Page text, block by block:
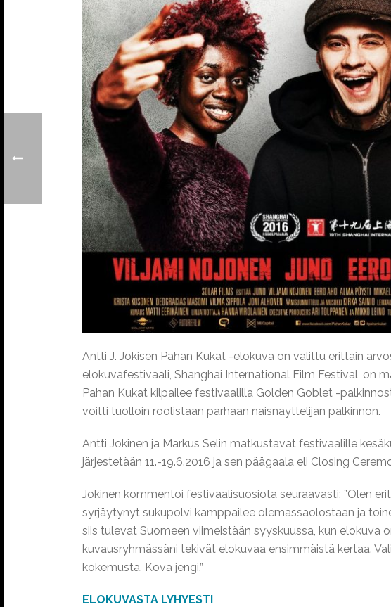
Antti J. Jokisen Pahan Kukat -elokuva on valittu erittäin
elokuvafestivaali, Shanghai International Film Festival, on
Pahan Kukat kilpailee festivaalilla Golden Goblet -
voitti tuolloin roolistaan parhaan naisnäyttelijän palkinnon.
Antti Jokinen ja Markus Selin matkustavat festivaalille
järjestetään 11.-19.6.2016 ja sen päägaala eli Closing
Jokinen kommentoi festivaalisuosiota seuraavasti: ”Olen
syrjäytynyt sukupolvi kamppailee olemassaolostaan ja
siis tulevat Suomeen viimeistään syyskuussa, kun elokuva
kuvausryhmässäni tekivät elokuvaa ensimmäistä kertaa.
kokemusta. Kova jengi.”
ELOKUVASTA LYHYESTI